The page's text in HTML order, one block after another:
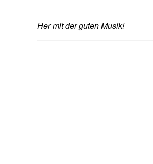
Her mit der guten Musik!